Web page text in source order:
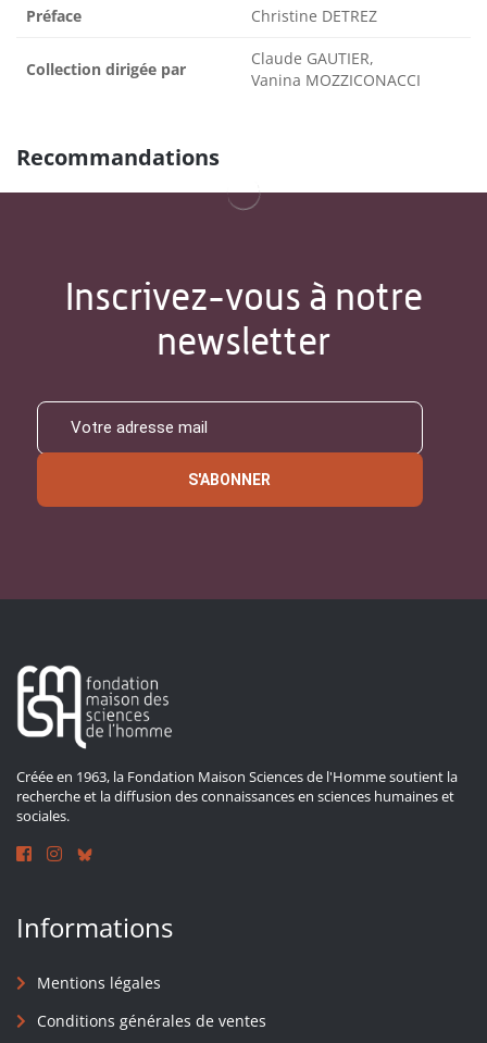
Préface Christine DETREZ
Collection dirigée par
Claude GAUTIER,
Vanina MOZZICONACCI
Recommandations
Inscrivez-vous à notre
newsletter
S'ABONNER
Créée en 1963, la Fondation Maison Sciences de l'Homme soutient la
recherche et la diffusion des connaissances en sciences humaines et
sociales.
Informations
Mentions légales
Conditions générales de ventes